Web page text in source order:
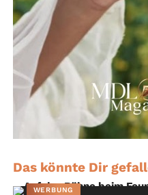
Das könnte Dir
WERBUNG